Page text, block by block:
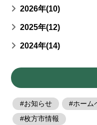
2026年(10)
2025年(12)
2024年(14)
お知らせ ホーム
枚方市情報